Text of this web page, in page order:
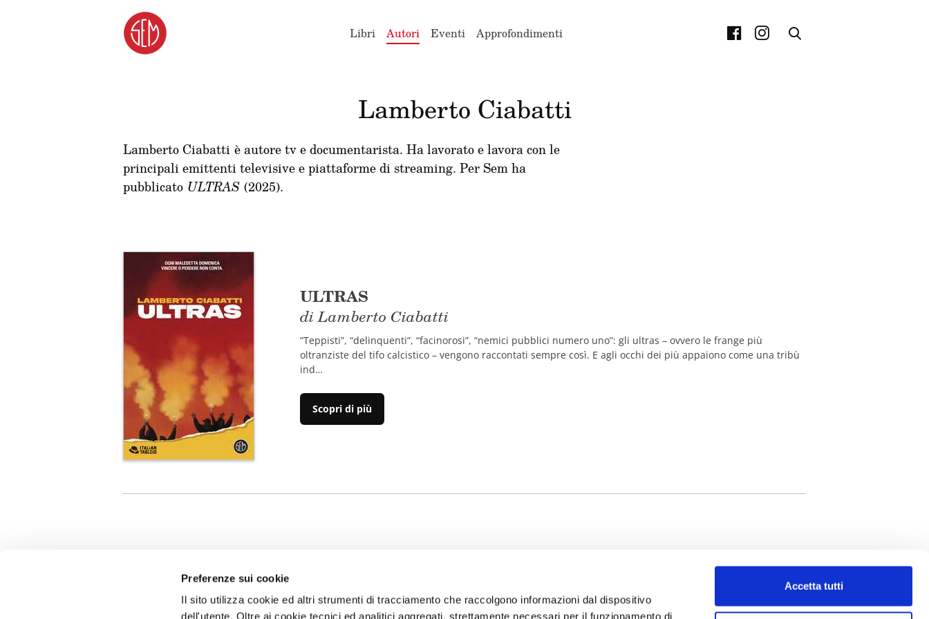
Preferenze sui cookie
Il sito utilizza cookie ed altri strumenti di tracciamento che raccolgono informazioni dal dispositivo
dell'utente. Oltre ai cookie tecnici ed analitici aggregati, strettamente necessari per il funzionamento di
Accetta tutti
Libri Autori Eventi Approfondimenti
Lamberto Ciabatti
Lamberto Ciabatti è autore tv e documentarista. Ha lavorato e lavora con le
principali emittenti televisive e piattaforme di streaming. Per Sem ha
pubblicato ULTRAS (2025).
ULTRAS
di Lamberto Ciabatti
“Teppisti”, “delinquenti”, “facinorosi”, “nemici pubblici numero uno”: gli ultras – ovvero le frange più
oltranziste del tifo calcistico – vengono raccontati sempre così. E agli occhi dei più appaiono come una tribù
ind…
Scopri di più
EDITORE IL GRUPPO